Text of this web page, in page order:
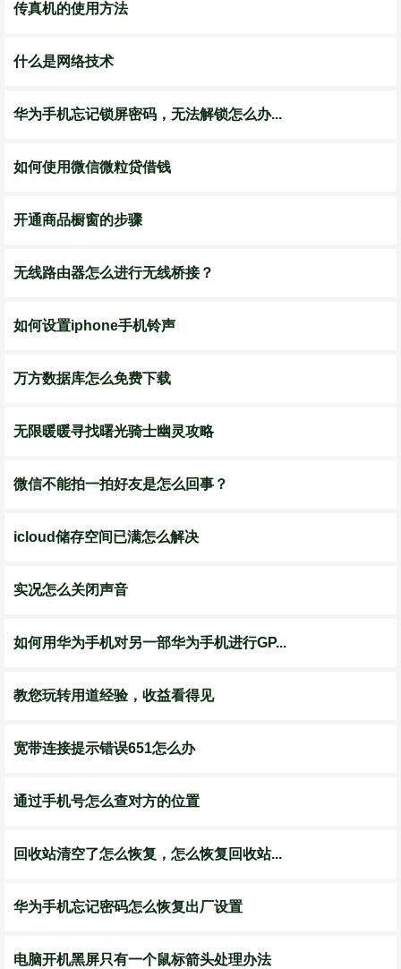
传真机的使用方法
什么是网络技术
华为手机忘记锁屏密码，无法解锁怎么办...
如何使用微信微粒贷借钱
开通商品橱窗的步骤
无线路由器怎么进行无线桥接？
如何设置iphone手机铃声
万方数据库怎么免费下载
无限暖暖寻找曙光骑士幽灵攻略
微信不能拍一拍好友是怎么回事？
icloud储存空间已满怎么解决
实况怎么关闭声音
如何用华为手机对另一部华为手机进行GP...
教您玩转用道经验，收益看得见
宽带连接提示错误651怎么办
通过手机号怎么查对方的位置
回收站清空了怎么恢复，怎么恢复回收站...
华为手机忘记密码怎么恢复出厂设置
电脑开机黑屏只有一个鼠标箭头处理办法